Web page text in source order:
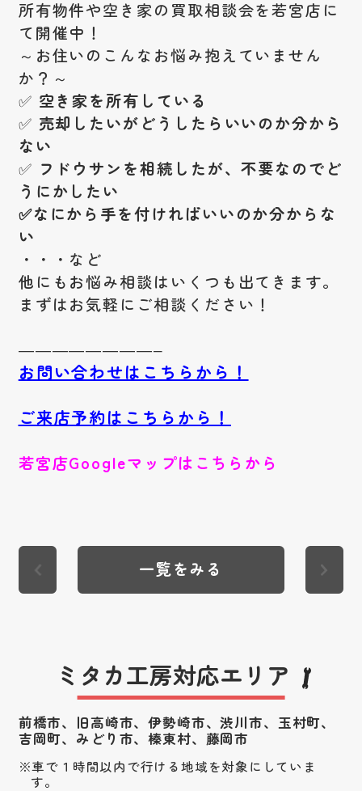
所有物件や空き家の買取相談会を若宮店に
て開催中！
～お住いのこんなお悩み抱えていません
か？～
✅ 空き家を所有している
✅ 売却したいがどうしたらいいのか分から
ない
✅ フドウサンを相続したが、不要なのでど
うにかしたい
✅なにから手を付ければいいのか分からな
い
・・・など
他にもお悩み相談はいくつも出てきます。
まずはお気軽にご相談ください！
————————–
お問い合わせはこちらから！
ご来店予約はこちらから！
若宮店Googleマップはこちらから
一覧をみる
ミタカ工房対応エリア
前橋市、旧高崎市、伊勢崎市、渋川市、 玉村町、
吉岡町、みどり市、榛東村、藤岡市
車で１時間以内で行ける地域を対象にしていま
す。